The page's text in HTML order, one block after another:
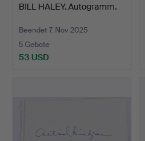
BILL HALEY. Autogramm.
Beendet 7. Nov 2025
5 Gebote
53 USD